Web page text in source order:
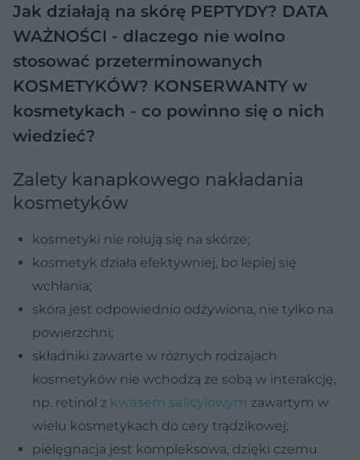
Jak działają na skórę PEPTYDY? DATA
WAŻNOŚCI - dlaczego nie wolno
stosować przeterminowanych
KOSMETYKÓW? KONSERWANTY w
kosmetykach - co powinno się o nich
wiedzieć?
Zalety kanapkowego nakładania
kosmetyków
kosmetyki nie rolują się na skórze;
kosmetyk działa efektywniej, bo lepiej się
wchłania;
skóra jest odpowiednio odżywiona, nie tylko na
powierzchni;
składniki zawarte w różnych rodzajach
kosmetyków nie wchodzą ze sobą w interakcję,
np. retinol z kwasem salicylowym zawartym w
wielu kosmetykach do cery trądzikowej;
pielęgnacja jest kompleksowa, dzięki czemu